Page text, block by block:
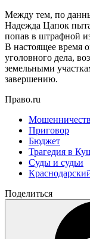
Между тем, по
Надежда Цапок
попав в штрафной
В настоящее время
уголовного дела,
земельными
завершению.
Право.ru
Приговор
Бюджет
Трагедия в
Суды и судьи
Поделиться